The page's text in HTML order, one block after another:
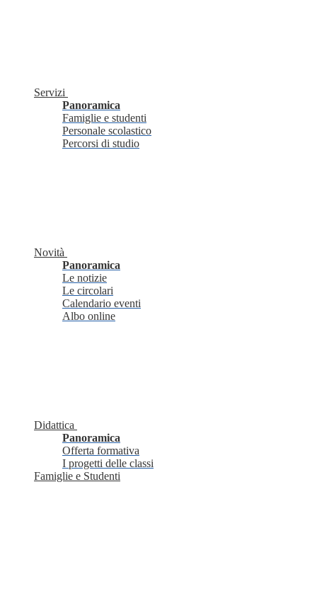
Servizi
Panoramica
Famiglie e studenti
Personale scolastico
Percorsi di studio
Novità
Panoramica
Le notizie
Le circolari
Calendario eventi
Albo online
Didattica
Panoramica
Offerta formativa
I progetti delle classi
Famiglie e Studenti